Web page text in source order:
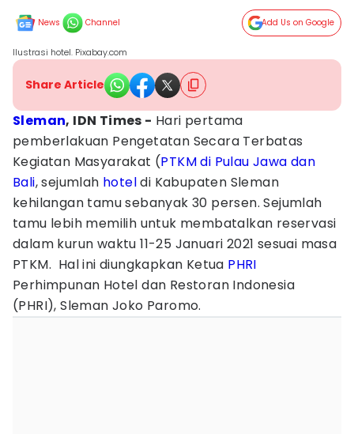
News Channel Add Us on Google
Ilustrasi hotel. Pixabay.com
Share Article
Sleman, IDN Times - Hari pertama
pemberlakuan Pengetatan Secara Terbatas
Kegiatan Masyarakat (PTKM di Pulau Jawa dan
Bali, sejumlah hoteldi Kabupaten Sleman
kehilangan tamu sebanyak 30 persen. Sejumlah
tamu lebih memilih untuk membatalkan reservasi
dalam kurun waktu 11-25 Januari 2021 sesuai masa
PTKM. Hal ini diungkapkan Ketua PHRI
Perhimpunan Hotel dan Restoran Indonesia
(PHRI), Sleman Joko Paromo.